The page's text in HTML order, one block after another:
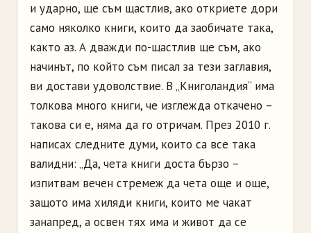
и ударно, ще съм щастлив, ако откриете дори
само няколко книги, които да заобичате така,
както аз. А дважди по-щастлив ще съм, ако
начинът, по който съм писал за тези заглавия,
ви достави удоволствие. В „Книголандия“ има
толкова много книги, че изглежда откачено –
такова си е, няма да го отричам. През 2010 г.
написах следните думи, които са все така
валидни: „Да, чета книги доста бързо –
изпитвам вечен стремеж да чета още и още,
защото има хиляди книги, които ме чакат
занапред, а освен тях има и живот да се